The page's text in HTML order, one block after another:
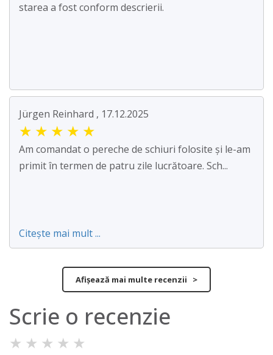
starea a fost conform descrierii.
Jürgen Reinhard , 17.12.2025
★ ★ ★ ★ ★
Am comandat o pereche de schiuri folosite și le-am
primit în termen de patru zile lucrătoare. Sch...
Citește mai mult ...
Afișează mai multe recenzii >
Scrie o recenzie
★ ★ ★ ★ ★